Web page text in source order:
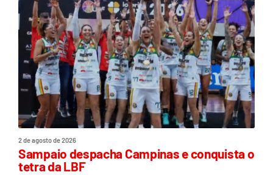
2 de agosto de 2026
Sampaio despacha Campinas e conquista o
tetra da LBF